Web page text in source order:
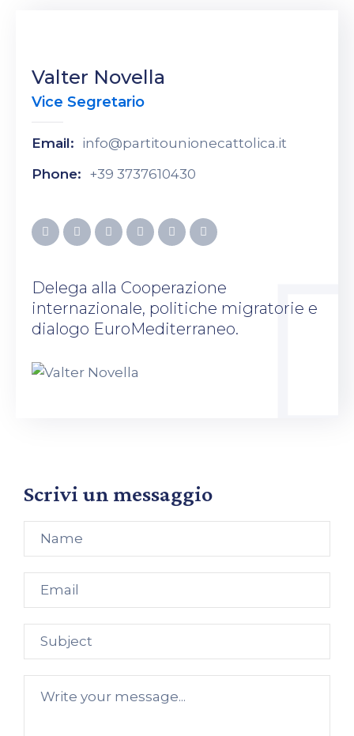
Valter Novella
Vice Segretario
Email: info@partitounionecattolica.it
Phone: +39 3737610430
Delega alla Cooperazione
internazionale, politiche migratorie e
dialogo EuroMediterraneo.
Scrivi un messaggio